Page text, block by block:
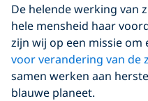
De helende werking van
hele mensheid haar
zijn wij op een missie om
voor verandering van de
samen werken aan
blauwe planeet.